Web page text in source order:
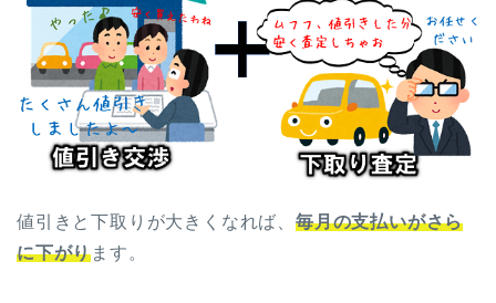
値引きと下取りが大きくなれば、 毎月の支払いがさら
に下がります。